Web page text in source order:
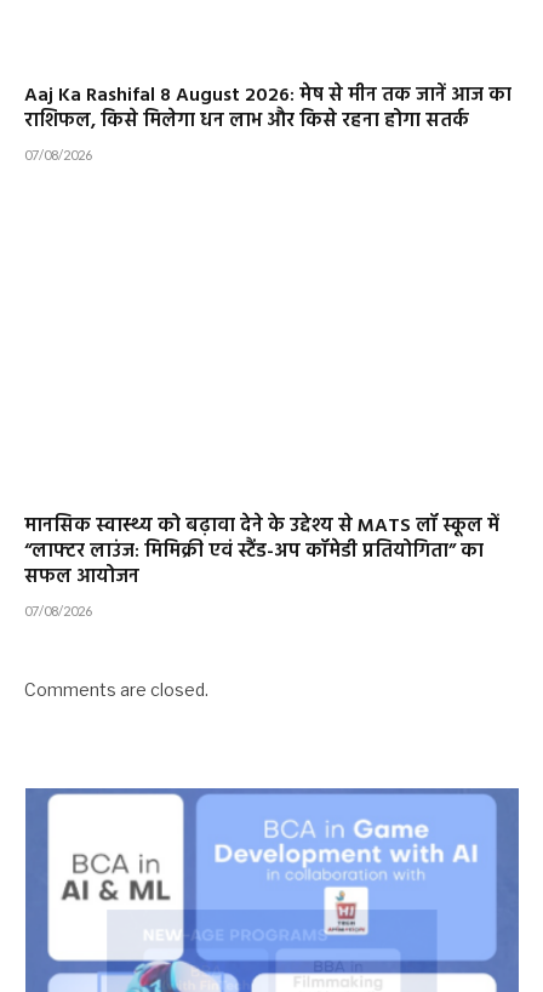
Aaj Ka Rashifal 8 August 2026: मेष से मीन तक जानें आज का
राशिफल, किसे मिलेगा धन लाभ और किसे रहना होगा सतर्क
07/08/2026
मानसिक स्वास्थ्य को बढ़ावा देने के उद्देश्य से MATS लॉ स्कूल में
“लाफ्टर लाउंज: मिमिक्री एवं स्टैंड-अप कॉमेडी प्रतियोगिता” का
सफल आयोजन
07/08/2026
Comments are closed.